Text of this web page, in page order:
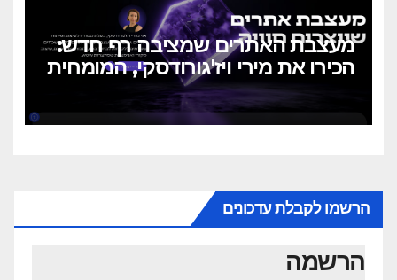
מעצבת האתרים שמציבה רף חדש:
הכירו את מירי ויז'גורודסקי, המומחית
שמאחורי M.MEDIA
הרשמו לקבלת עדכונים
הרשמה